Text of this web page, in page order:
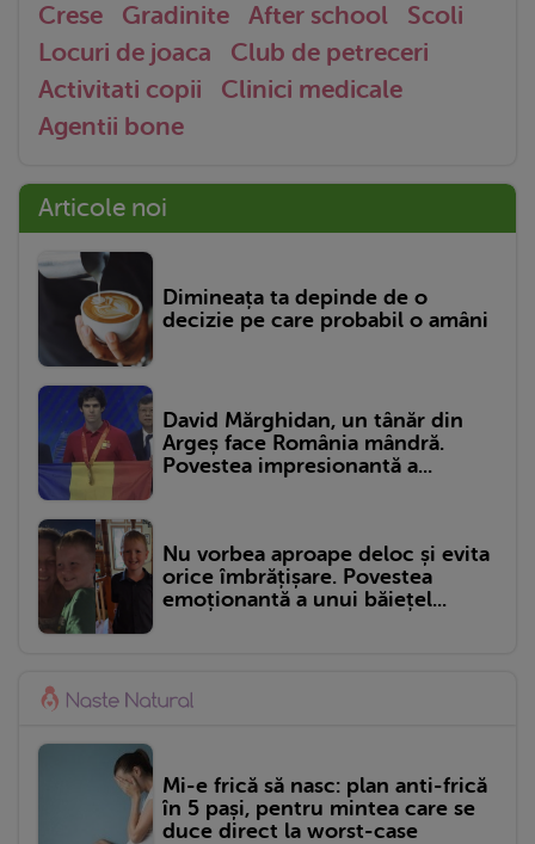
Crese Gradinite After school
Scoli
Locuri de joaca
Club de petreceri
Activitati copii
Clinici medicale
Agentii bone
Articole noi
Dimineața ta depinde de o
decizie pe care probabil o amâni
David Mărghidan, un tânăr din
Argeș face România mândră.
Povestea impresionantă a...
Nu vorbea aproape deloc și evita
orice îmbrățișare. Povestea
emoționantă a unui băiețel...
Mi-e frică să nasc: plan anti-frică
în 5 pași, pentru mintea care se
duce direct la worst-case